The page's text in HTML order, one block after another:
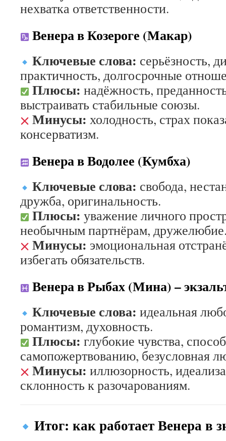
нехватка ответственности.
Венера в Козероге (Макар)
Ключевые слова: серьёзность,
практичность, долгосрочные
Плюсы: надёжность,
выстраивать стабильные союзы.
Минусы: холодность, страх
консерватизм.
Венера в Водолее (Кумбха)
Ключевые слова: свобода,
дружба, оригинальность.
Плюсы: уважение личного
необычным партнёрам,
Минусы: эмоциональная
избегать обязательств.
Венера в Рыбах (Мина) –
Ключевые слова: идеальная
романтизм, духовность.
Плюсы: глубокие чувства,
самопожертвованию, безусловная
Минусы: иллюзорность,
склонность к разочарованиям.
Итог: как работает Венера в